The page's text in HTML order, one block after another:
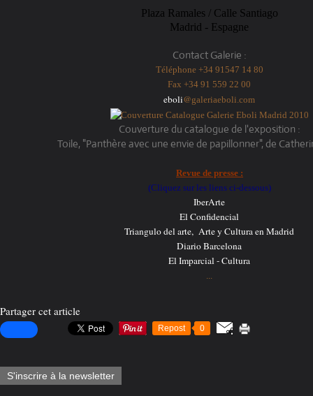
Plaza Ramales / Calle Santiago
Madrid - Espagne
Contact Galerie :
Téléphone +34 91547 14 80
Fax +34 91 559 22 00
eboli@galeriaeboli.com
Couverture du catalogue de l'exposition :
Toile, "Panthère avec une envie de papillonner", de
Revue de presse :
(Cliquez sur les liens ci-dessous)
IberArte
El Confidencial
Triangulo del arte, Arte y Cultura en Madrid
Diario Barcelona
El Imparcial - Cultura
Partager cet article
Repost 0
S'inscrire à la newsletter